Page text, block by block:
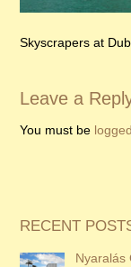
Skyscrapers at
Leave a
You must be
RECENT
Nyaralás